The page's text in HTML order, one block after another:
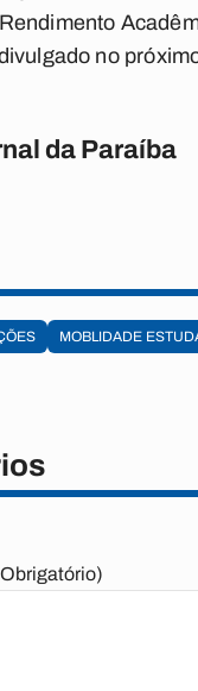
no
da Paraíba
MOBLIDADE